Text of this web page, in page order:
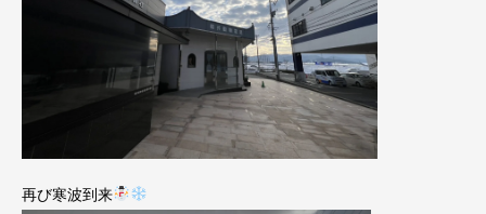
再び寒波到来